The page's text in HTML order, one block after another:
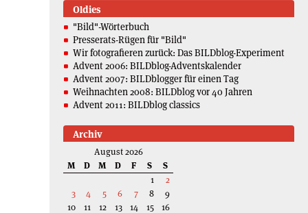
Oldies
"Bild"-Wörterbuch
Presserats-Rügen für "Bild"
Wir fotografieren zurück: Das BILDblog-Experiment
Advent 2006: BILDblog-Adventskalender
Advent 2007: BILDblogger für einen Tag
Weihnachten 2008: BILDblog vor 40 Jahren
Advent 2011: BILDblog classics
Archiv
August 2026
M
D M D F S
S
1
2
3
4 5 6 7 8
9
10
11 12 13 14 15 16